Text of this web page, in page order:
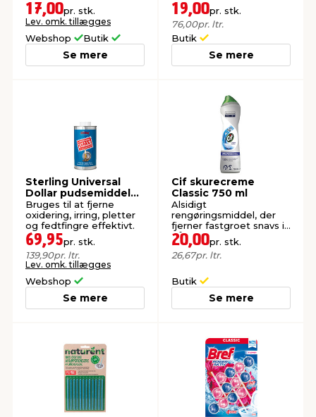
17,00pr. stk.
Lev. omk. tillægges
Webshop Butik
Se mere
19,00pr. stk.
76,00pr. ltr.
Butik
Se mere
Sterling Universal
Dollar pudsemiddel
500 ml
Bruges til at fjerne
oxidering, irring, pletter
og fedtfingre effektivt.
69,95pr. stk.
139,90pr. ltr.
Lev. omk. tillægges
Webshop
Se mere
Cif skurecreme
Classic 750 ml
Alsidigt
rengøringsmiddel, der
fjerner fastgroet snavs i
både køkken og
badeværelse.
20,00pr. stk.
26,67pr. ltr.
Butik
Se mere